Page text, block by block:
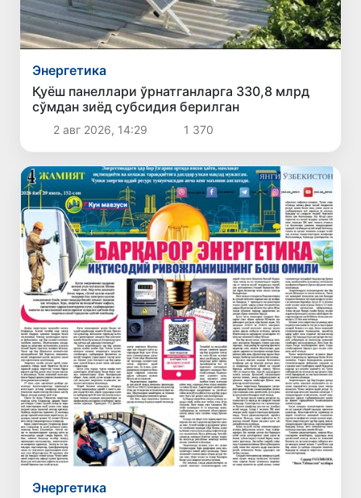
Энергетика
Қуёш панеллари ўрнатганларга 330,8 млрд
сўмдан зиёд субсидия берилган
2 авг 2026, 14:29 1 370
Энергетика